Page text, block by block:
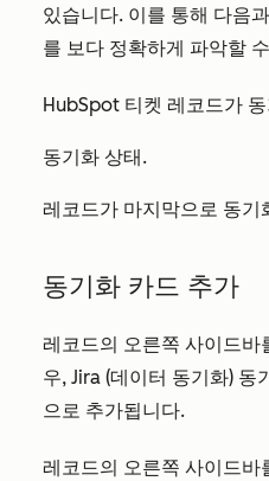
있습니다. 이를 통해 다음
를 보다 정확하게 파악할
HubSpot 티켓 레코드가
동기화 상태.
레코드가 마지막으로 동기
동기화 카드 추가
레코드의 오른쪽 사이드바
우, Jira (데이터 동기화) 동
으로 추가됩니다.
레코드의 오른쪽 사이드바